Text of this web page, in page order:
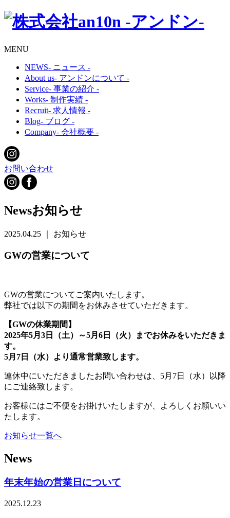
MENU
NEWS- ニュース -
About us- アンドンについて -
Service- 事業の紹介 -
Works- 制作実績 -
Recruit- 求人情報 -
Blog- ブログ -
Company- 会社概要 -
お問い合わせ
Newsお知らせ
2025.04.25 ｜ お知らせ
GWの営業について
GWの営業についてご案内いたします。
弊社では以下の期間をお休みさせていただきます。
【GWの休業期間】
2025年5月3日（土）～5月6日（火）までお休みをいただきま
す。
5月7日（水）より通常営業致します。
連休中にいただきましたお問い合わせは、5月7日（水）以降
にご連絡致します。
お客様にはご不便をお掛けいたしますが、よろしくお願いい
たします。
お知らせ一覧へ
News
年末年始の営業日について
2025.12.23